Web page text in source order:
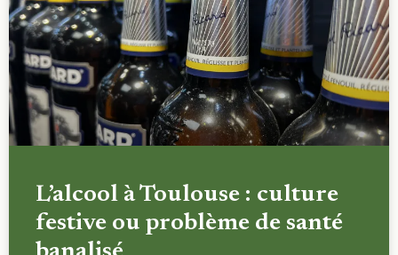
L’alcool à Toulouse : culture
festive ou problème de santé